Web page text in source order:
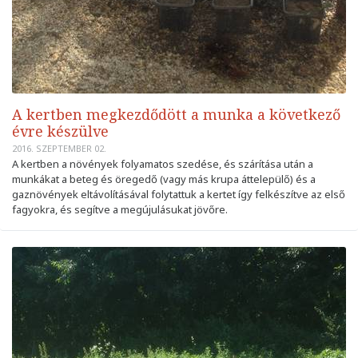
A kertben megkezdődött a munka a következő
évre készülve
2016. SZEPTEMBER 02.
A kertben a növények folyamatos szedése, és szárítása után a
munkákat a beteg és öregedő (vagy más krupa áttelepülő) és a
gaznövények eltávolításával folytattuk a kertet így felkészítve az első
fagyokra, és segítve a megújulásukat jövőre.